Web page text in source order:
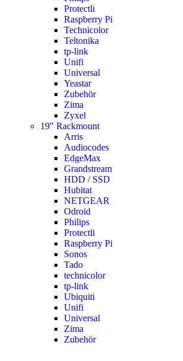
Protectli
Raspberry Pi
Technicolor
Teltonika
tp-link
Unifi
Universal
Yeastar
Zubehör
Zima
Zyxel
19" Rackmount
Arris
Audiocodes
EdgeMax
Grandstream
HDD / SSD
Hubitat
NETGEAR
Odroid
Philips
Protectli
Raspberry Pi
Sonos
Tado
technicolor
tp-link
Ubiquiti
Unifi
Universal
Zima
Zubehör